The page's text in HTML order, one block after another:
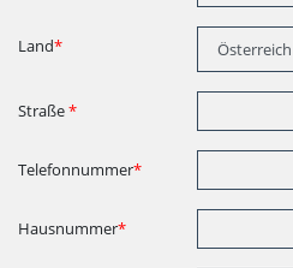
Land*
Straße*
Telefonnummer*
Hausnummer*